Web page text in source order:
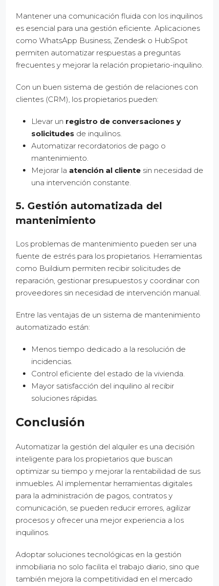
Mantener una comunicación fluida con los inquilinos
es esencial para una gestión eficiente. Aplicaciones
como WhatsApp Business, Zendesk o HubSpot
permiten automatizar respuestas a preguntas
frecuentes y mejorar la relación propietario-inquilino.
Con un buen sistema de gestión de relaciones con
clientes (CRM), los propietarios pueden:
Llevar un registro de conversaciones y
solicitudes de inquilinos.
Automatizar recordatorios de pago o
mantenimiento.
Mejorar la atención al cliente sin necesidad de
una intervención constante.
5. Gestión automatizada del
mantenimiento
Los problemas de mantenimiento pueden ser una
fuente de estrés para los propietarios. Herramientas
como Buildium permiten recibir solicitudes de
reparación, gestionar presupuestos y coordinar con
proveedores sin necesidad de intervención manual.
Entre las ventajas de un sistema de mantenimiento
automatizado están:
Menos tiempo dedicado a la resolución de
incidencias.
Control eficiente del estado de la vivienda.
Mayor satisfacción del inquilino al recibir
soluciones rápidas.
Conclusión
Automatizar la gestión del alquiler es una decisión
inteligente para los propietarios que buscan
optimizar su tiempo y mejorar la rentabilidad de sus
inmuebles. Al implementar herramientas digitales
para la administración de pagos, contratos y
comunicación, se pueden reducir errores, agilizar
procesos y ofrecer una mejor experiencia a los
inquilinos.
Adoptar soluciones tecnológicas en la gestión
inmobiliaria no solo facilita el trabajo diario, sino que
también mejora la competitividad en el mercado